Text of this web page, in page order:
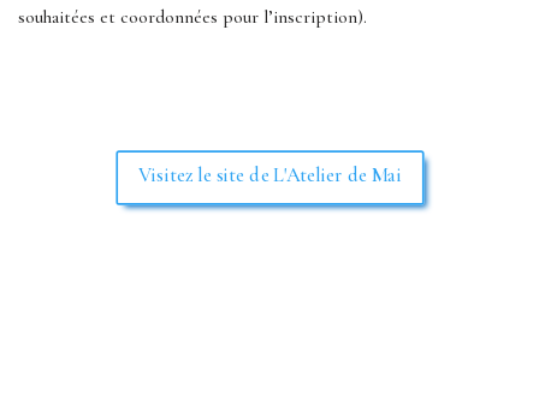
souhaitées et coordonnées pour l’inscription).
Visitez le site de L'Atelier de Mai